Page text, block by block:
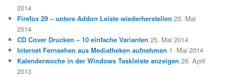
2014
Firefox 29 – untere Addon Leiste wiederherstellen 25. Mai
2014
CD Cover Drucken – 10 einfache Varianten 25. Mai 2014
Internet Fernsehen aus Mediatheken aufnehmen 1. Mai 2014
Kalenderwoche in der Windows Taskleiste anzeigen 29. April
2013